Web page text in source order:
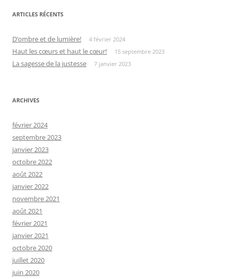
ARTICLES RÉCENTS
D’ombre et de lumière! 4 février 2024
Haut les cœurs et haut le cœur! 15 septembre 2023
La sagesse de la justesse 7 janvier 2023
ARCHIVES
février 2024
septembre 2023
janvier 2023
octobre 2022
août 2022
janvier 2022
novembre 2021
août 2021
février 2021
janvier 2021
octobre 2020
juillet 2020
juin 2020